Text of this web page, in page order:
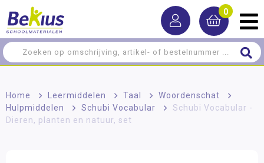
0
Home > Leermiddelen > Taal > Woordenschat
>
Hulpmiddelen
> Schubi Vocabular >
Schubi Vocabular -
Dieren, planten en natuur, set